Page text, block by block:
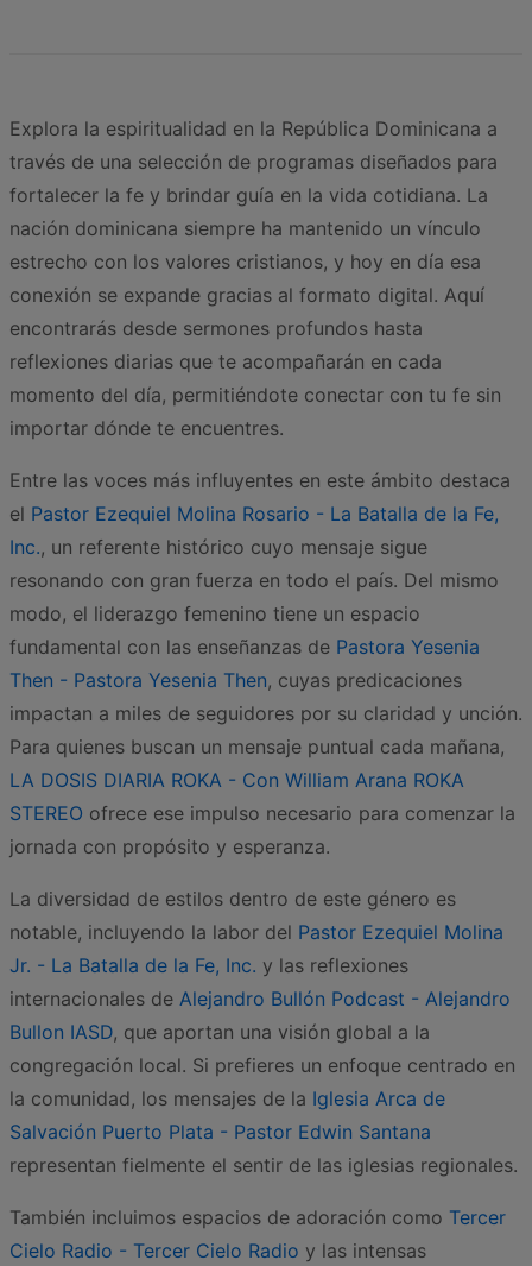
Explora la espiritualidad en la República Dominicana a
través de una selección de programas diseñados para
fortalecer la fe y brindar guía en la vida cotidiana. La
nación dominicana siempre ha mantenido un vínculo
estrecho con los valores cristianos, y hoy en día esa
conexión se expande gracias al formato digital. Aquí
encontrarás desde sermones profundos hasta
reflexiones diarias que te acompañarán en cada
momento del día, permitiéndote conectar con tu fe sin
importar dónde te encuentres.
Entre las voces más influyentes en este ámbito destaca
el Pastor Ezequiel Molina Rosario - La Batalla de la Fe,
Inc., un referente histórico cuyo mensaje sigue
resonando con gran fuerza en todo el país. Del mismo
modo, el liderazgo femenino tiene un espacio
fundamental con las enseñanzas de Pastora Yesenia
Then - Pastora Yesenia Then, cuyas predicaciones
impactan a miles de seguidores por su claridad y unción.
Para quienes buscan un mensaje puntual cada mañana,
LA DOSIS DIARIA ROKA - Con William Arana ROKA
STEREO ofrece ese impulso necesario para comenzar la
jornada con propósito y esperanza.
La diversidad de estilos dentro de este género es
notable, incluyendo la labor del Pastor Ezequiel Molina
Jr. - La Batalla de la Fe, Inc. y las reflexiones
internacionales de Alejandro Bullón Podcast - Alejandro
Bullon IASD, que aportan una visión global a la
congregación local. Si prefieres un enfoque centrado en
la comunidad, los mensajes de la Iglesia Arca de
Salvación Puerto Plata - Pastor Edwin Santana
representan fielmente el sentir de las iglesias regionales.
También incluimos espacios de adoración como Tercer
Cielo Radio - Tercer Cielo Radio y las intensas